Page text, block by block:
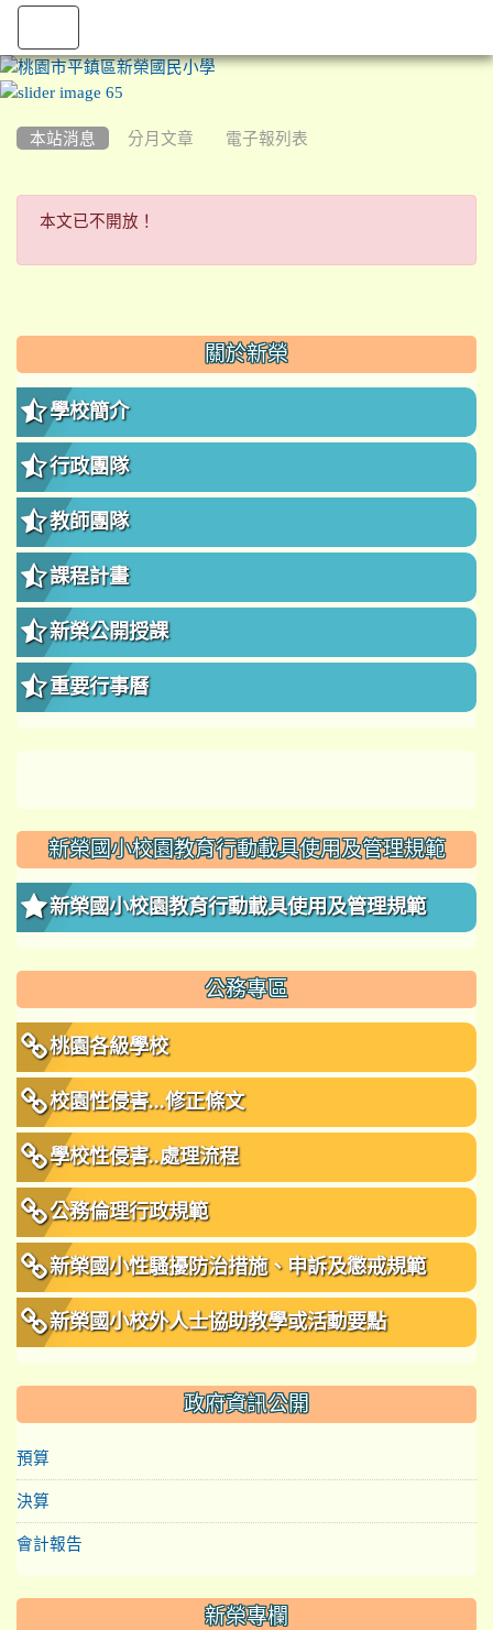
本站消息 分月文章 電子報列表
本文已不開放！
本文已不開放！
::: 關於新榮
學校簡介
行政團隊
教師團隊
課程計畫
新榮公開授課
重要行事曆
新榮國小校園教育行動載具使用及管理規範
新榮國小校園教育行動載具使用及管理規範
公務專區
桃園各級學校
校園性侵害...修正條文
學校性侵害..處理流程
公務倫理行政規範
新榮國小性騷擾防治措施、申訴及懲戒規範
新榮國小校外人士協助教學或活動要點
政府資訊公開
預算
決算
會計報告
新榮專欄